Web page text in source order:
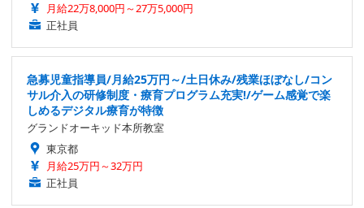
月給22万8,000円～27万5,000円
正社員
急募児童指導員/月給25万円～/土日休み/残業ほぼなし/コン
サル介入の研修制度・療育プログラム充実!/ゲーム感覚で楽
しめるデジタル療育が特徴
グランドオーキッド本所教室
東京都
月給25万円～32万円
正社員